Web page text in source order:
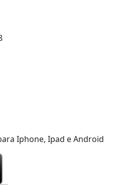
Iphone, Ipad e Android